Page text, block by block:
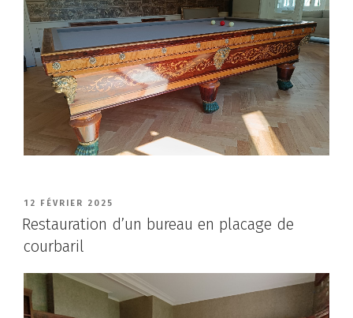
PUBLIÉ
LE
12 FÉVRIER 2025
Restauration d’un bureau en placage de
courbaril